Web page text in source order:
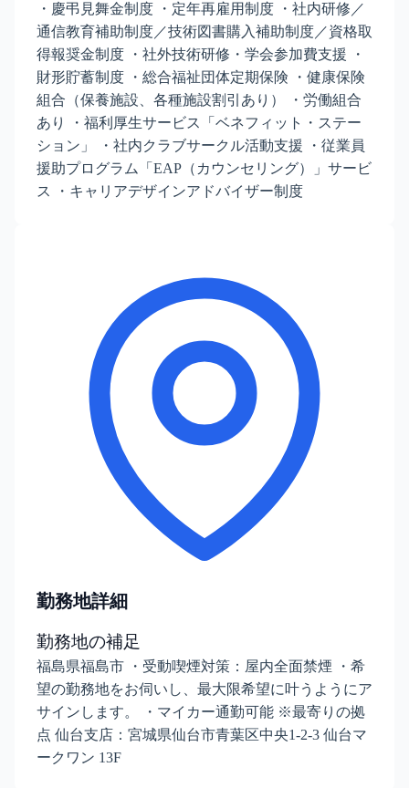
・慶弔見舞金制度 ・定年再雇用制度 ・社内研修／
通信教育補助制度／技術図書購入補助制度／資格取
得報奨金制度 ・社外技術研修・学会参加費支援 ・
財形貯蓄制度 ・総合福祉団体定期保険 ・健康保険
組合（保養施設、各種施設割引あり） ・労働組合
あり ・福利厚生サービス「ベネフィット・ステー
ション」 ・社内クラブサークル活動支援 ・従業員
援助プログラム「EAP（カウンセリング）」サービ
ス ・キャリアデザインアドバイザー制度
勤務地詳細
勤務地の補足
福島県福島市 ・受動喫煙対策：屋内全面禁煙 ・希
望の勤務地をお伺いし、最大限希望に叶うようにア
サインします。 ・マイカー通勤可能 ※最寄りの拠
点 仙台支店：宮城県仙台市青葉区中央1-2-3 仙台マ
ークワン 13F